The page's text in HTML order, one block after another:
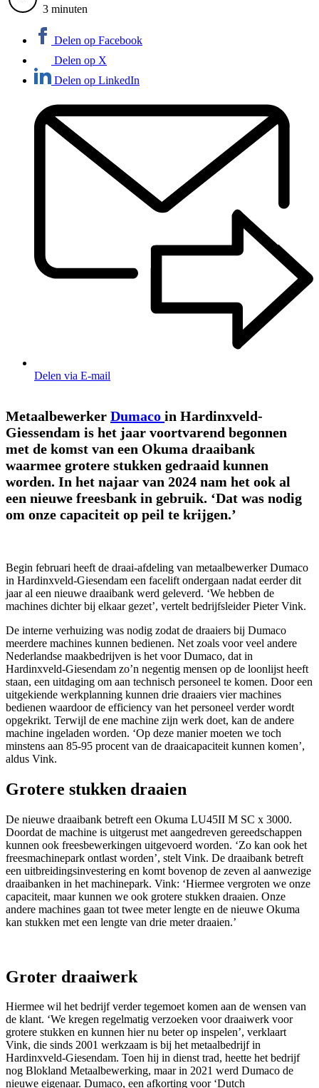
3 minuten
Delen op Facebook
Delen op X
Delen op LinkedIn
Delen via E-mail
Metaalbewerker Dumaco in Hardinxveld-
Giessendam is het jaar voortvarend begonnen
met de komst van een Okuma draaibank
waarmee grotere stukken gedraaid kunnen
worden. In het najaar van 2024 nam het ook al
een nieuwe freesbank in gebruik. ‘Dat was nodig
om onze capaciteit op peil te krijgen.’
Begin februari heeft de draai-afdeling van metaalbewerker Dumaco
in Hardinxveld-Giesendam een facelift ondergaan nadat eerder dit
jaar al een nieuwe draaibank werd geleverd. ‘We hebben de
machines dichter bij elkaar gezet’, vertelt bedrijfsleider Pieter Vink.
De interne verhuizing was nodig zodat de draaiers bij Dumaco
meerdere machines kunnen bedienen. Net zoals voor veel andere
Nederlandse maakbedrijven is het voor Dumaco, dat in
Hardinxveld-Giesendam zo’n negentig mensen op de loonlijst heeft
staan, een uitdaging om aan technisch personeel te komen. Door een
uitgekiende werkplanning kunnen drie draaiers vier machines
bedienen waardoor de efficiency van het personeel verder wordt
opgekrikt. Terwijl de ene machine zijn werk doet, kan de andere
machine ingeladen worden. ‘Op deze manier moeten we toch
minstens aan 85-95 procent van de draaicapaciteit kunnen komen’,
aldus Vink.
Grotere stukken draaien
De nieuwe draaibank betreft een Okuma LU45II M SC x 3000.
Doordat de machine is uitgerust met aangedreven gereedschappen
kunnen ook freesbewerkingen uitgevoerd worden. ‘Zo kan ook het
freesmachinepark ontlast worden’, stelt Vink. De draaibank betreft
een uitbreidingsinvestering en komt bovenop de zeven al aanwezige
draaibanken in het machinepark. Vink: ‘Hiermee vergroten we onze
capaciteit, maar kunnen we ook grotere stukken draaien. Onze
andere machines gaan tot twee meter lengte en de nieuwe Okuma
kan stukken met een lengte van drie meter draaien.’
Groter draaiwerk
Hiermee wil het bedrijf verder tegemoet komen aan de wensen van
de klant. ‘We kregen regelmatig verzoeken voor draaiwerk voor
grotere stukken en kunnen hier nu beter op inspelen’, verklaart
Vink, die sinds 2001 werkzaam is bij het metaalbedrijf in
Hardinxveld-Giesendam. Toen hij in dienst trad, heette het bedrijf
nog Blokland Metaalbewerking, maar in 2021 werd Dumaco de
nieuwe eigenaar. Dumaco, een afkorting voor ‘Dutch